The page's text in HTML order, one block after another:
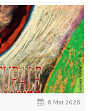
6 Mar 2026